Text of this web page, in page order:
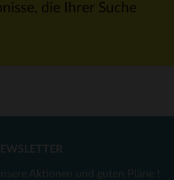
die Ihrer Suche
Aktionen und guten Pläne !